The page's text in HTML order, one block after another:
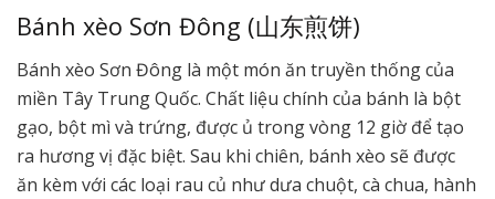
Bánh xèo Sơn Đông (山东煎饼)
Bánh xèo Sơn Đông là một món ăn truyền thống của
miền Tây Trung Quốc. Chất liệu chính của bánh là bột
gạo, bột mì và trứng, được ủ trong vòng 12 giờ để tạo
ra hương vị đặc biệt. Sau khi chiên, bánh xèo sẽ được
ăn kèm với các loại rau củ như dưa chuột, cà chua, hành